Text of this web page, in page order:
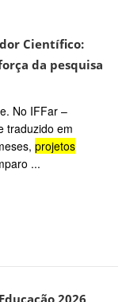
Científico:
da pesquisa
No IFFar –
traduzido em
projetos
...